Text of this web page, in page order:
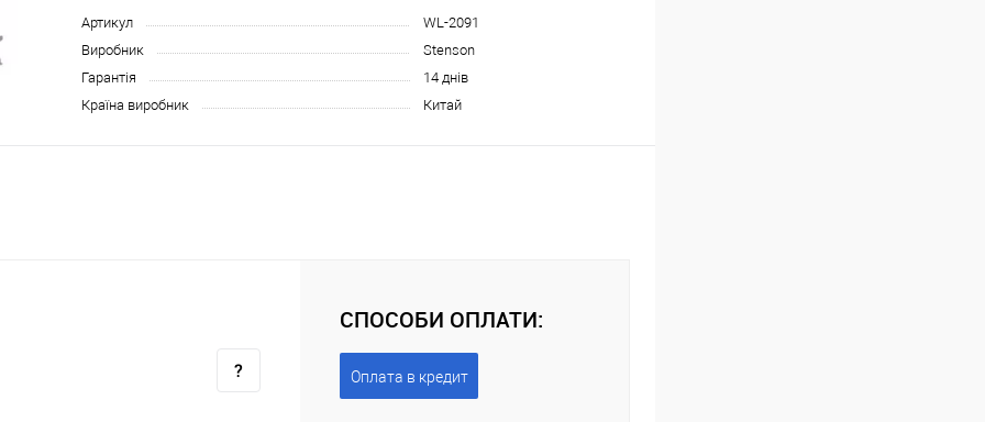
Артикул
WL-2091
Виробник
Stenson
Гарантія
14 днів
Країна виробник
Китай
СПОСОБИ ОПЛАТИ:
Оплата в кредит